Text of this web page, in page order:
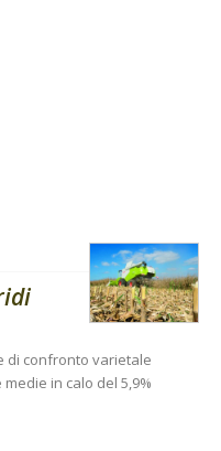
di confronto varietale
in calo del 5,9%